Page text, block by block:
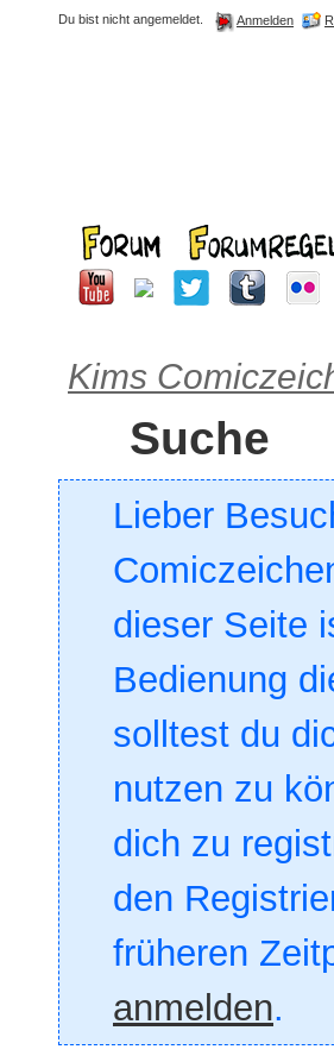
Du bist nicht angemeldet. Anmelden
Kims
Suche
Lieber
dieser Seite
Bedienung
solltest du
nutzen zu
dich zu
den
früheren
anmelden.